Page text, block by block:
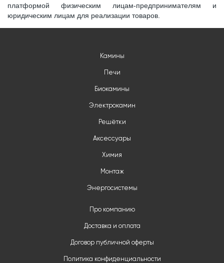
платформой физическим лицам-предпринимателям и
юридическим лицам для реализации товаров.
Камины
Печи
Биокамины
Электрокамин
Решётки
Аксессуары
Химия
Монтаж
Энергосистемы
Про компанию
Доставка и оплата
Договор публичной оферты
Политика конфиденциальности